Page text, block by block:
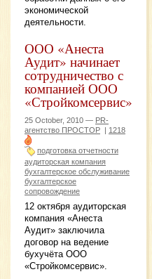
экономической
деятельности.
ООО «Анеста
Аудит» начинает
сотрудничество с
компанией ООО
«Стройкомсервис»
25 October, 2010 — PR-
агентство ПРОСТОР | 1218
подготовка отчетности
аудиторская компания
бухгалтерское обслуживание
бухгалтерское
сопровождение
12 октября аудиторская
компания «Анеста
Аудит» заключила
договор на ведение
бухучёта OOO
«Стройкомсервис».